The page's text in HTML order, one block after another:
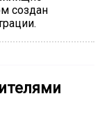
создан